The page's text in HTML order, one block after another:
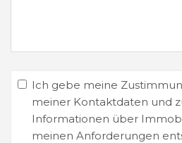
Ich gebe meine
meiner Kontaktdaten und
Informationen über
meinen Anforderungen